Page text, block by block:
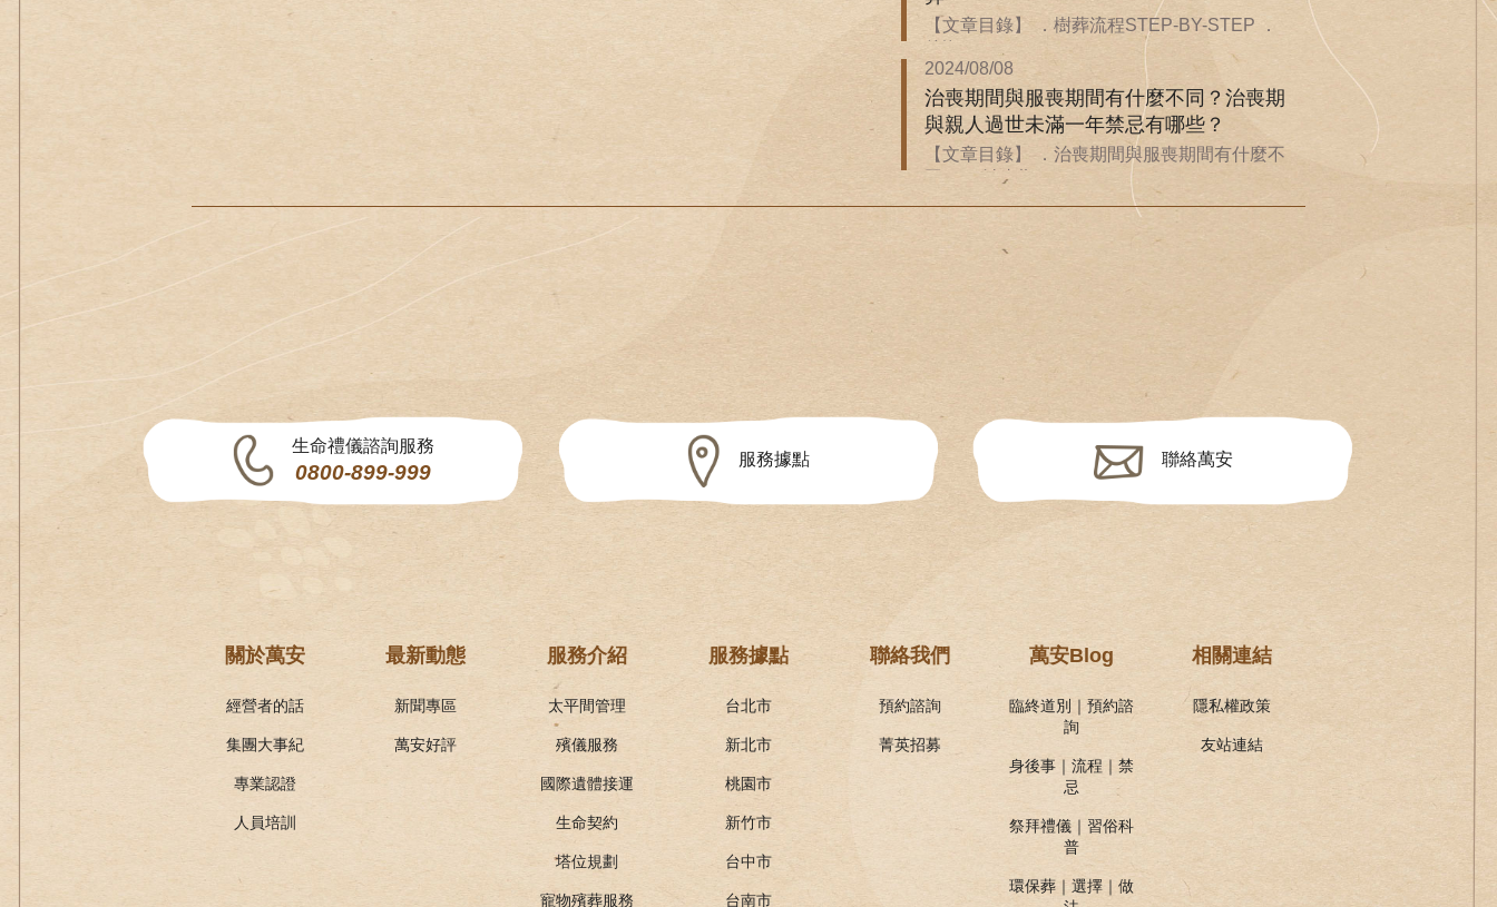
【文章目錄】 ．樹葬流程STEP-BY-STEP ．
2024/08/08
治喪期間與服喪期間有什麼不同？治喪期
與親人過世未滿一年禁忌有哪些？
【文章目錄】 ．治喪期間與服喪期間有什麼不
同？ ．治喪期...
生命禮儀諮詢服務
0800-899-999
服務據點 聯絡萬安
關於萬安
經營者的話
集團大事紀
專業認證
人員培訓
最新動態
新聞專區
萬安好評
服務介紹
太平間管理
殯儀服務
國際遺體接運
生命契約
塔位規劃
寵物殯葬服務
服務據點
台北市
新北市
桃園市
新竹市
台中市
台南市
聯絡我們
預約諮詢
菁英招募
萬安Blog
臨終道別｜預約諮
詢
身後事｜流程｜禁
忌
祭拜禮儀｜習俗科
普
環保葬｜選擇｜做
相關連結
隱私權政策
友站連結